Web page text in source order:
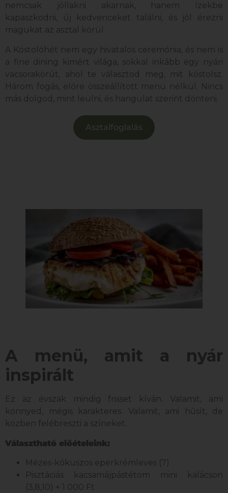
nemcsak jóllakni akarnak, hanem ízekbe
kapaszkodni, új kedvenceket találni, és jól érezni
magukat az asztal körül.
A Kóstolóhét nem egy hivatalos ceremónia, és nem is
a fine dining kimért világa, sokkal inkább egy nyári
vacsorakörút, ahol te választod meg, mit kóstolsz.
Három fogás, előre összeállított menü nélkül. Nincs
más dolgod, mint leülni, és hangulat szerint dönteni.
Asztalfoglalás
A menü, amit a nyár
inspirált
Ez az évszak mindig frisset kíván. Valamit, ami
könnyed, mégis karakteres. Valamit, ami hűsít, de
közben felébreszti a színeket.
Választható előételeink:
Mézes-kókuszos eperkrémleves (7)
Pisztáciás kacsamájpástétom mini kalácson
(3,8,10) + 1 000 Ft